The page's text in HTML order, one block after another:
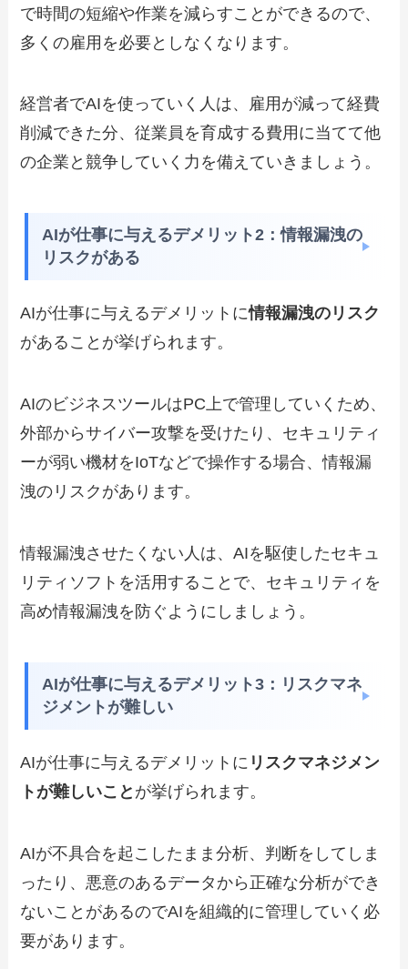
で時間の短縮や作業を減らすことができるので、
多くの雇用を必要としなくなります。
経営者でAIを使っていく人は、雇用が減って経費
削減できた分、従業員を育成する費用に当てて他
の企業と競争していく力を備えていきましょう。
AIが仕事に与えるデメリット2：情報漏洩の
リスクがある
AIが仕事に与えるデメリットに情報漏洩のリスク
があることが挙げられます。
AIのビジネスツールはPC上で管理していくため、
外部からサイバー攻撃を受けたり、セキュリティ
ーが弱い機材をIoTなどで操作する場合、情報漏
洩のリスクがあります。
情報漏洩させたくない人は、AIを駆使したセキュ
リティソフトを活用することで、セキュリティを
高め情報漏洩を防ぐようにしましょう。
AIが仕事に与えるデメリット3：リスクマネ
ジメントが難しい
AIが仕事に与えるデメリットに リスクマネジメン
トが難しいこと が挙げられます。
AIが不具合を起こしたまま分析、判断をしてしま
ったり、悪意のあるデータから正確な分析ができ
ないことがあるのでAIを組織的に管理していく必
要があります。